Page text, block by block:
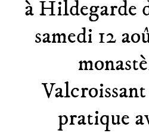
à Hildegarde
samedi 12
pratique